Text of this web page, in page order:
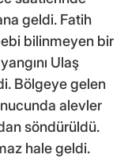
geldi. Fatih
bilinmeyen bir
Ulaş
Bölgeye gelen
alevler
söndürüldü.
hale geldi.